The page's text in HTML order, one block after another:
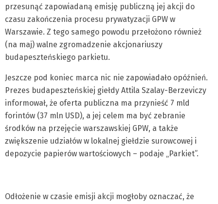
przesunąć zapowiadaną emisję publiczną jej akcji do
czasu zakończenia procesu prywatyzacji GPW w
Warszawie. Z tego samego powodu przełożono również
(na maj) walne zgromadzenie akcjonariuszy
budapeszteńskiego parkietu.
Jeszcze pod koniec marca nic nie zapowiadało opóźnień.
Prezes budapeszteńskiej giełdy Attila Szalay-Berzeviczy
informował, że oferta publiczna ma przynieść 7 mld
forintów (37 mln USD), a jej celem ma być zebranie
środków na przejęcie warszawskiej GPW, a także
zwiększenie udziałów w lokalnej giełdzie surowcowej i
depozycie papierów wartościowych – podaje „Parkiet”.
Odłożenie w czasie emisji akcji mogłoby oznaczać, że